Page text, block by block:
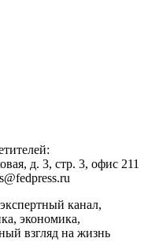
д. 3, стр. 3, офис 211
канал,
экономика,
взгляд на жизнь